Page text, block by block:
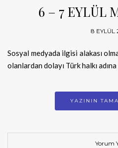
6 – 7 EYLÜL
8 EYLÜL
Sosyal medyada ilgisi alakası
olanlardan dolayı Türk halkı
YAZININ
Yorum